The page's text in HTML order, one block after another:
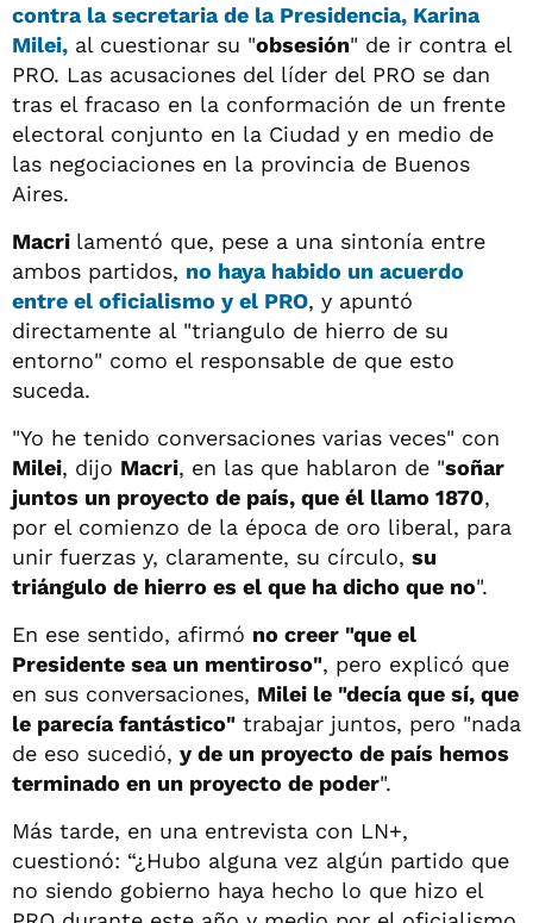
contra la secretaria de la Presidencia, Karina
Milei, al cuestionar su "obsesión" de ir contra el
PRO. Las acusaciones del líder del PRO se dan
tras el fracaso en la conformación de un frente
electoral conjunto en la Ciudad y en medio de
las negociaciones en la provincia de Buenos
Aires.
Macri lamentó que, pese a una sintonía entre
ambos partidos, no haya habido un acuerdo
entre el oficialismo y el PRO, y apuntó
directamente al "triangulo de hierro de su
entorno" como el responsable de que esto
suceda.
"Yo he tenido conversaciones varias veces" con
Milei, dijo Macri, en las que hablaron de "soñar
juntos un proyecto de país, que él llamo 1870,
por el comienzo de la época de oro liberal, para
unir fuerzas y, claramente, su círculo, su
triángulo de hierro es el que ha dicho que no".
En ese sentido, afirmó no creer "que el
Presidente sea un mentiroso", pero explicó que
en sus conversaciones, Milei le "decía que sí, que
le parecía fantástico" trabajar juntos, pero "nada
de eso sucedió, y de un proyecto de país hemos
terminado en un proyecto de poder".
Más tarde, en una entrevista con LN+,
cuestionó: “¿Hubo alguna vez algún partido que
no siendo gobierno haya hecho lo que hizo el